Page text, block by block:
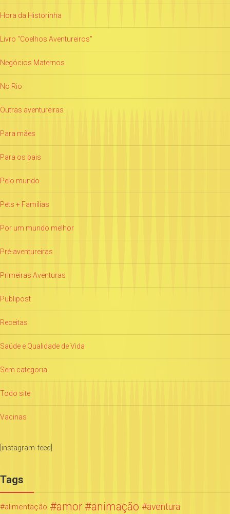
Hora da Historinha
Livro "Coelhos Aventureiros"
Negócios Maternos
No Rio
Outras aventureiras
Para mães
Para os pais
Pelo mundo
Pets + Famílias
Por um mundo melhor
Pré-aventureiras
Primeiras Aventuras
Publipost
Receitas
Saúde e Qualidade de Vida
Sem categoria
Todo site
Vacinas
[instagram-feed]
Tags
alimentação amor animação aventura